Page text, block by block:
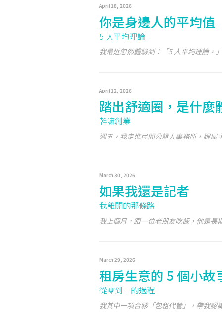
April 18, 2026
你是身邊人的平均值
5 人平均理論
我最近忽然體驗到：「5 人平均理論。
April 12, 2026
踏出舒適圈，是什麼
幹嘛創業
週五，我走進民間公證人事務所，跟屋
March 30, 2026
如果我還是記者
我離開的那條路
我上個月，跟一位老朋友吃飯，他是長
March 29, 2026
租房生意的 5 個小故
從零到一的過程
我其中一項合夥「包租代管」，帶我認